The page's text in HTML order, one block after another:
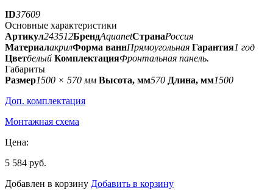
ID37609
Основные характеристики
Артикул243512БрендAquanetСтранаРоссия
МатериалакрилФорма ваннПрямоугольная Гарантия1 год
Цветбелый КомплектацияФронтальная панель.
Габариты
Размер1500 × 570 мм Высота, мм570 Длина, мм1500
Доп. комплектация
Монтажная схема
Цена:
5 584 руб.
Добавлен в корзину Добавить в корзину